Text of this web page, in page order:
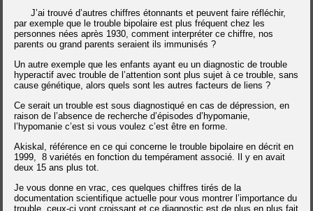
J’ai trouvé d’autres chiffres étonnants et peuvent faire réfléchir,
par exemple que le trouble bipolaire est plus fréquent chez les
personnes nées après 1930, comment interpréter ce chiffre, nos
parents ou grand parents seraient ils immunisés ?
Un autre exemple que les enfants ayant eu un diagnostic de trouble
hyperactif avec trouble de l’attention sont plus sujet à ce trouble, sans
cause génétique, alors quels sont les autres facteurs de liens ?
Ce serait un trouble est sous diagnostiqué en cas de dépression, en
raison de l’absence de recherche d’épisodes d’hypomanie,
l’hypomanie c’est si vous voulez c’est être en forme.
Akiskal, référence en ce qui concerne le trouble bipolaire en décrit en
1999, 8 variétés en fonction du tempérament associé. Il y en avait
deux 15 ans plus tot.
Je vous donne en vrac, ces quelques chiffres tirés de la
documentation scientifique actuelle pour vous montrer l’importance du
trouble, ceux-ci vont croissant et ce diagnostic est de plus en plus fait